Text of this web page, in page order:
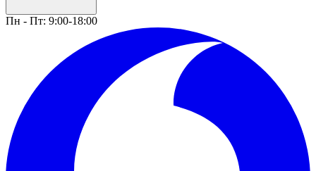
Пн - Пт: 9:00-18:00